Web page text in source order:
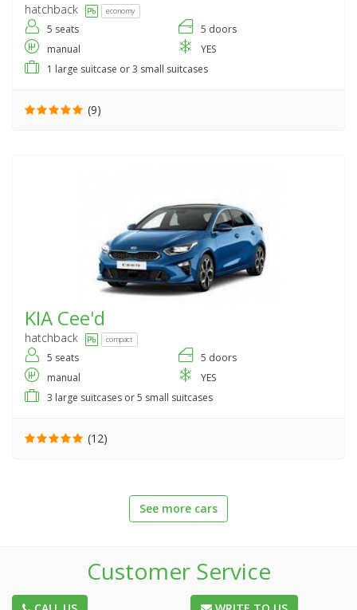
hatchback economy
5 seats
5 doors
manual
YES
1 large suitcase or 3 small suitcases
(9)
KIA Cee'd
hatchback compact
5 seats
5 doors
manual
YES
3 large suitcases or 5 small suitcases
(12)
See more cars
Customer Service